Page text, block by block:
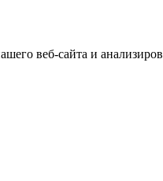
веб-сайта и